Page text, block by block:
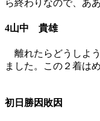
ら終わりなので、あ
4山中 貴雄
離れたらどうしよ
ました。この２着は
初日勝因敗因